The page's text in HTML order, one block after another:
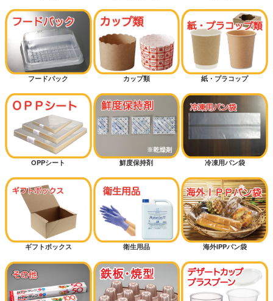
フードパック カップ類 紙・プラコップ
OPPシート 鮮度保持剤 冷凍用パン袋
ギフトボックス 衛生用品 海外IPPパン袋